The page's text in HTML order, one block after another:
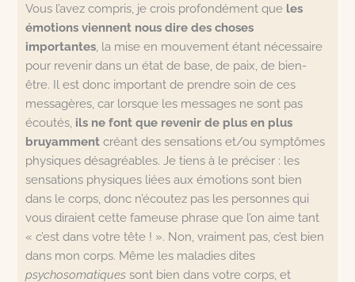
Vous l’avez compris, je crois profondément que les
émotions viennent nous dire des choses
importantes , la mise en mouvement étant nécessaire
pour revenir dans un état de base, de paix, de bien-
être. Il est donc important de prendre soin de ces
messagères, car lorsque les messages ne sont pas
écoutés, ils ne font que revenir de plus en plus
bruyamment créant des sensations et/ou symptômes
physiques désagréables. Je tiens à le préciser : les
sensations physiques liées aux émotions sont bien
dans le corps, donc n’écoutez pas les personnes qui
vous diraient cette fameuse phrase que l’on aime tant
« c’est dans votre tête ! ». Non, vraiment pas, c’est bien
dans mon corps. Même les maladies dites
psychosomatiques sont bien dans votre corps, et